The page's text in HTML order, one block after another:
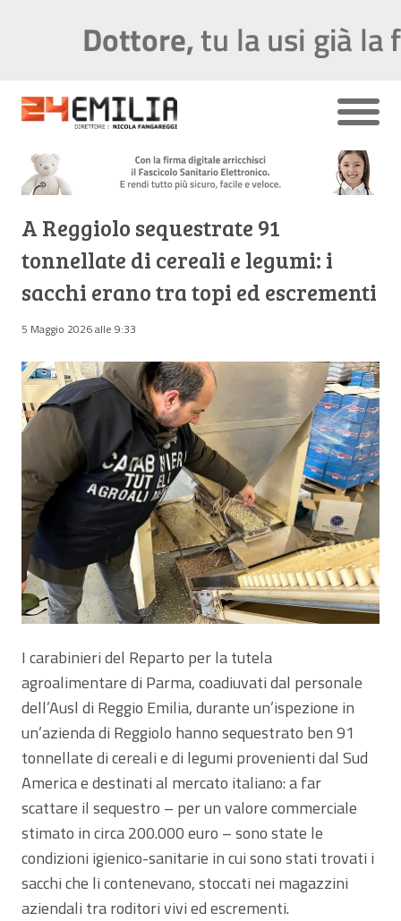
A Reggiolo sequestrate 91
tonnellate di cereali e legumi: i
sacchi erano tra topi ed escrementi
5 Maggio 2026 alle 9:33
I carabinieri del Reparto per la tutela
agroalimentare di Parma, coadiuvati dal personale
dell’Ausl di Reggio Emilia, durante un’ispezione in
un’azienda di Reggiolo hanno sequestrato ben 91
tonnellate di cereali e di legumi provenienti dal Sud
America e destinati al mercato italiano: a far
scattare il sequestro – per un valore commerciale
stimato in circa 200.000 euro – sono state le
condizioni igienico-sanitarie in cui sono stati trovati i
sacchi che li contenevano, stoccati nei magazzini
aziendali tra roditori vivi ed escrementi.